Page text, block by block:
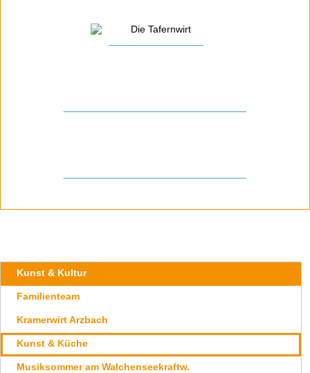
Navigation
überspringen
Kunst & Kultur
Familienteam
Kramerwirt Arzbach
Kunst & Küche
Musiksommer am Walchenseekraftw.